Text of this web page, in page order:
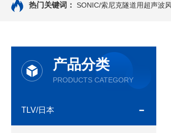
热门关键词： SONIC/索尼克隧道用超声波
产品分类
PRODUCTS CATEGORY
TLV/日本